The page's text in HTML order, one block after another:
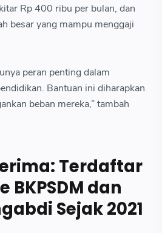
Rp 400 ribu per bulan, dan
besar yang mampu menggaji
peran penting dalam
Bantuan ini diharapkan
beban mereka,” tambah
Terdaftar
BKPSDM dan
Sejak 2021